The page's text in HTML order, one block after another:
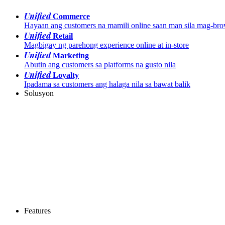
UnifiedCommerce
Hayaan ang customers na mamili online saan man sila mag-
UnifiedRetail
Magbigay ng parehong experience online at in-store
UnifiedMarketing
Abutin ang customers sa platforms na gusto nila
UnifiedLoyalty
Ipadama sa customers ang halaga nila sa bawat balik
Solusyon
Features